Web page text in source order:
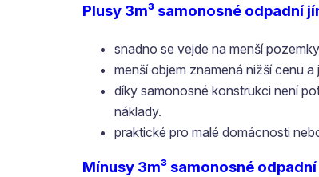
Plusy 3m³ samonosné odpadní
snadno se vejde na menší
menší objem znamená nižší cenu
díky samonosné konstrukci není
náklady.
praktické pro malé domácnosti
Mínusy 3m³ samonosné